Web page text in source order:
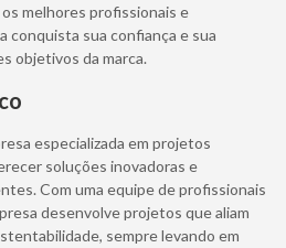
melhores profissionais e
conquista sua confiança e sua
objetivos da marca.
especializada em projetos
soluções inovadoras e
Com uma equipe de profissionais
desenvolve projetos que aliam
sempre levando em